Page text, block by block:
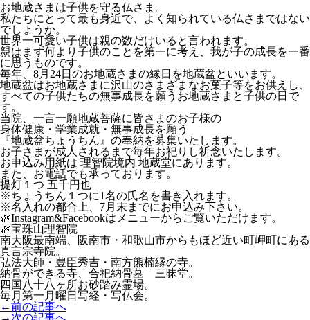
お地蔵さまは子供を守る仏さま。
私たちにとって最も身近で、よく知られている仏さまではない
でしょうか。
世界一可愛い子供は親の数だけいると言われます。
親はまず何より子供のことを第一に考え、我が子の成長を一番
に思うものです。
毎年、8月24日のお地蔵さまの縁日を地蔵盆といいます。
地蔵盆はお地蔵さまに沢山のさまざまなお菓子等をお供えし、
すべての子供たちの無事成長を願うお地蔵さまと子供の日で
す。
当院、一言一願地蔵菩薩に皆さまのお子様の
身体健康・学業成就・無事成長を願う
『地蔵盆ちょうちん 』の奉納を募集いたします。
お子さまが成人されるまで毎年お祀りし祈念いたします。
お申込み用紙は 理智院境内 地蔵堂にあります。
また、お電話でも承っております。
提灯１つ 五千円也
※ちょうちん１つに1名の氏名を書き入れます。
※名入れの都合上、7月末までにお申込み下さい。
🌿Instagram&Facebookはメニューからご覧いただけます。
🌿宝珠山理智院
南大阪最南端、
阪南市 ・和歌山市からもほど近い町岬町にある
真言宗寺院。
弘法大師・豊臣秀吉 ・ 南方熊楠縁の寺。
納骨ができる寺、 合祀納骨墓 三昧堂。
四国八十八ヶ所お砂踏み霊場。
毎月第一月曜日 写経・写仏会。
←前の記事へ
→次の記事へ